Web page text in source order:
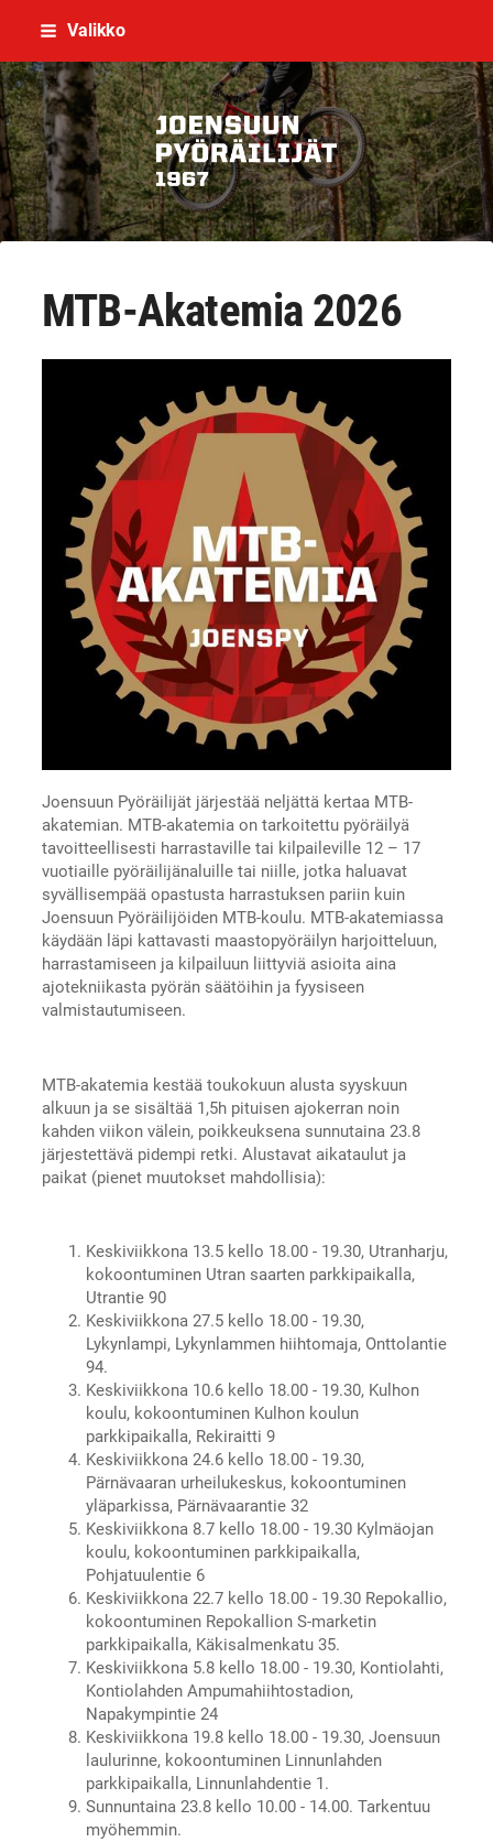
Siirry
sisältöön
Valikko
Joensuun Pyöräilijät ry
MTB-Akatemia 2026
Joensuun Pyöräilijät järjestää neljättä kertaa MTB-
akatemian. MTB-akatemia on tarkoitettu pyöräilyä
tavoitteellisesti harrastaville tai kilpaileville 12 – 17
vuotiaille pyöräilijänaluille tai niille, jotka haluavat
syvällisempää opastusta harrastuksen pariin kuin
Joensuun Pyöräilijöiden MTB-koulu. MTB-akatemiassa
käydään läpi kattavasti maastopyöräilyn harjoitteluun,
harrastamiseen ja kilpailuun liittyviä asioita aina
ajotekniikasta pyörän säätöihin ja fyysiseen
valmistautumiseen.
MTB-akatemia kestää toukokuun alusta syyskuun
alkuun ja se sisältää 1,5h pituisen ajokerran noin
kahden viikon välein, poikkeuksena sunnutaina 23.8
järjestettävä pidempi retki. Alustavat aikataulut ja
paikat (pienet muutokset mahdollisia):
Keskiviikkona 13.5 kello 18.00 - 19.30, Utranharju,
kokoontuminen Utran saarten parkkipaikalla,
Utrantie 90
Keskiviikkona 27.5 kello 18.00 - 19.30,
Lykynlampi, Lykynlammen hiihtomaja, Onttolantie
94.
Keskiviikkona 10.6 kello 18.00 - 19.30, Kulhon
koulu, kokoontuminen Kulhon koulun
parkkipaikalla, Rekiraitti 9
Keskiviikkona 24.6 kello 18.00 - 19.30,
Pärnävaaran urheilukeskus, kokoontuminen
yläparkissa, Pärnävaarantie 32
Keskiviikkona 8.7 kello 18.00 - 19.30 Kylmäojan
koulu, kokoontuminen parkkipaikalla,
Pohjatuulentie 6
Keskiviikkona 22.7 kello 18.00 - 19.30 Repokallio,
kokoontuminen Repokallion S-marketin
parkkipaikalla, Käkisalmenkatu 35.
Keskiviikkona 5.8 kello 18.00 - 19.30, Kontiolahti,
Kontiolahden Ampumahiihtostadion,
Napakympintie 24
Keskiviikkona 19.8 kello 18.00 - 19.30, Joensuun
laulurinne, kokoontuminen Linnunlahden
parkkipaikalla, Linnunlahdentie 1.
Sunnuntaina 23.8 kello 10.00 - 14.00. Tarkentuu
myöhemmin.